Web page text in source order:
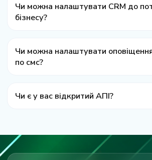
Чи можна налаштувати CRM до
бізнесу?
Чи можна налаштувати оповіщення
по смс?
Чи є у вас відкритий АПІ?